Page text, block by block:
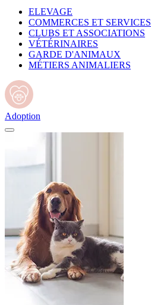
ELEVAGE
COMMERCES ET SERVICES
CLUBS ET ASSOCIATIONS
VÉTÉRINAIRES
GARDE D'ANIMAUX
MÉTIERS ANIMALIERS
Adoption